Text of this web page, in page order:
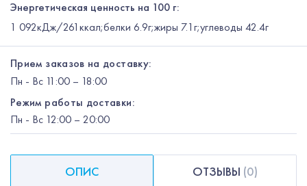
Энергетическая ценность на 100 г:
1 092кДж/261ккал;белки 6.9г;жиры 7.1г;углеводы 42.4г
Прием заказов на доставку:
Пн - Вс 11:00 – 18:00
Режим работы доставки:
Пн - Вс 12:00 – 20:00
ОПИС ОТЗЫВЫ (0)